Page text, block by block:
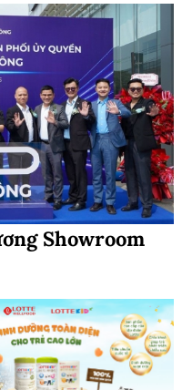
Showroom